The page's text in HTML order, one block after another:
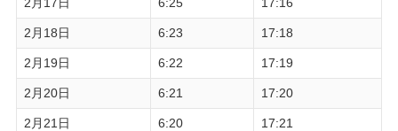
2月18日 6:23 17:18
2月19日 6:22 17:19
2月20日 6:21 17:20
2月21日 6:20 17:21